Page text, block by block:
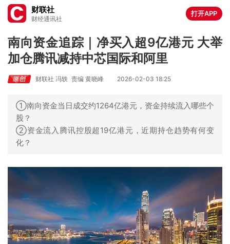
财联社
财经通讯社
打开APP
南向资金追踪｜净买入超9亿港元 大举
加仓腾讯减持中芯国际和阿里
财联社 冯轶 责编 黄晓峰 2026-02-03 18:25
①南向资金当日成交约1264亿港元，资金持续流入哪些个
股？
②资金流入腾讯控股超19亿港元，近期持仓趋势有何变
化？